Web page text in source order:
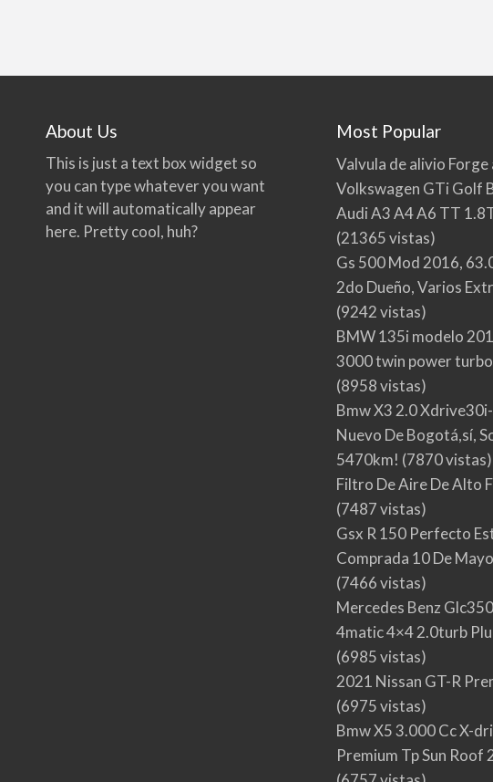
About Us
This is just a text box widget so
you can type whatever you want
and it will automatically appear
here. Pretty cool, huh?
Most Popular
Valvula de alivio Forge
Volkswagen GTi Golf
Audi A3 A4 A6 TT
(21365 vistas)
Gs 500 Mod 2016,
2do Dueño, Varios
(9242 vistas)
BMW 135i modelo
3000 twin power turbo
(8958 vistas)
Bmw X3 2.0
Nuevo De Bogotá,sí,
5470km! (7870 vistas)
Filtro De Aire De Alto
(7487 vistas)
Gsx R 150 Perfecto
Comprada 10 De
(7466 vistas)
Mercedes Benz
4matic 4×4 2.0turb
(6985 vistas)
2021 Nissan GT-R
(6975 vistas)
Bmw X5 3.000 Cc X-
Premium Tp Sun Roof